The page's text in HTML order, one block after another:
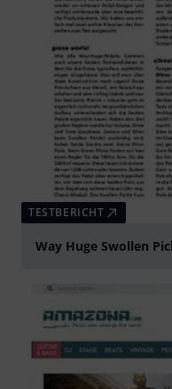
TESTBERICHT
Way Huge Swollen